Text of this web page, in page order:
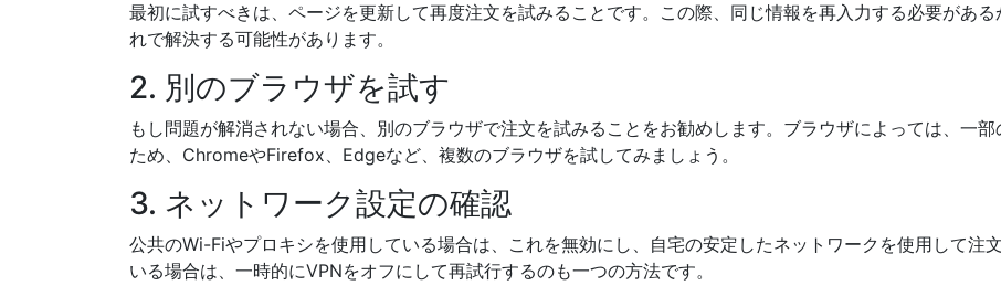
最初に試すべきは、ページを更新して再度注文を試みることです。この際、同じ情報を再入力する必要があ
れで解決する可能性があります。
2. 別のブラウザを試す
もし問題が解消されない場合、別のブラウザで注文を試みることをお勧めします。ブラウザによっては、一
ため、ChromeやFirefox、Edgeなど、複数のブラウザを試してみましょう。
3. ネットワーク設定の確認
公共のWi-Fiやプロキシを使用している場合は、これを無効にし、自宅の安定したネットワークを使用して注
いる場合は、一時的にVPNをオフにして再試行するのも一つの方法です。